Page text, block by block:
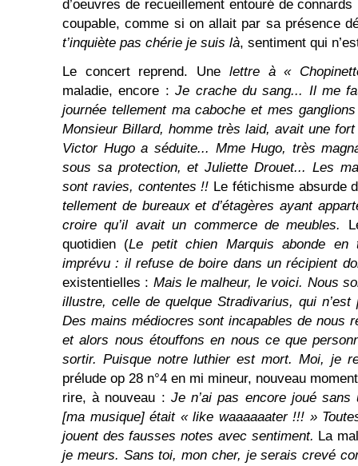
d’oeuvres de recueillement entouré de
coupable, comme si on allait par sa présence
t’inquiète pas chérie je suis là, sentiment qui
Le concert reprend. Une lettre à «
maladie, encore :Je crache du sang... Il me
journée tellement ma caboche et mes
Monsieur Billard, homme très laid, avait une
Victor Hugo a séduite... Mme Hugo, très
sous sa protection, et Juliette Drouet... Les
sont ravies, contentes !! Le fétichisme absurde
tellement de bureaux et d’étagères ayant
croire qu’il avait un commerce de meubles.
quotidien (Le petit chien Marquis abonde en
imprévu : il refuse de boire dans un récipient
existentielles : Mais le malheur, le voici. Nous
illustre, celle de quelque Stradivarius, qui
Des mains médiocres sont incapables de nous
et alors nous étouffons en nous ce que
sortir. Puisque notre luthier est mort. Moi, je
prélude op 28 n°4 en mi mineur, nouveau
rire, à nouveau : Je n’ai pas encore joué
[ma musique] était « like waaaaaater !!! »
jouent des fausses notes avec sentiment. La
je meurs. Sans toi, mon cher, je serais crevé